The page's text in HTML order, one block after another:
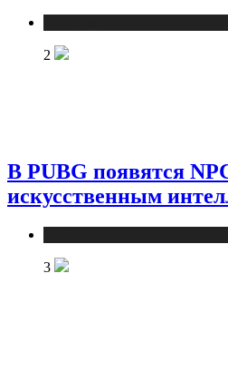
2
В PUBG появятся
искусственным
3